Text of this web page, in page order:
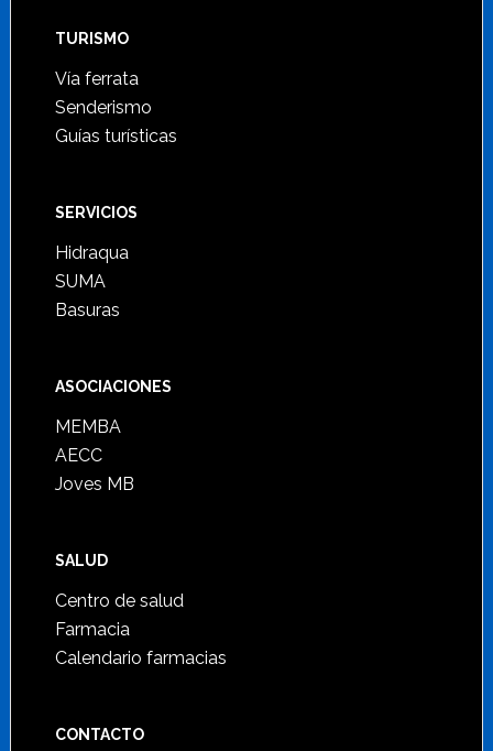
TURISMO
Vía ferrata
Senderismo
Guías turísticas
SERVICIOS
Hidraqua
SUMA
Basuras
ASOCIACIONES
MEMBA
AECC
Joves MB
SALUD
Centro de salud
Farmacia
Calendario farmacias
CONTACTO